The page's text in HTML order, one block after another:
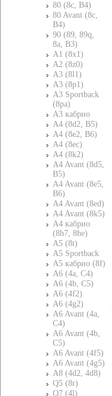
80 (8c, B4)
80 Avant (8c,
B4)
90 (89, 89q,
8a, B3)
A1 (8x1)
A2 (8z0)
A3 (8l1)
A3 (8p1)
A3 Sportback
(8pa)
A3 кабрио
A4 (8d2, B5)
A4 (8e2, B6)
A4 (8ec)
A4 (8k2)
A4 Avant (8d5,
B5)
A4 Avant (8e5,
B6)
A4 Avant (8ed)
A4 Avant (8k5)
A4 кабрио
(8h7, 8he)
A5 (8t)
A5 Sportback
A5 кабрио (8f)
A6 (4a, C4)
A6 (4b, C5)
A6 (4f2)
A6 (4g2)
A6 Avant (4a,
C4)
A6 Avant (4b,
C5)
A6 Avant (4f5)
A6 Avant (4g5)
A8 (4d2, 4d8)
Q5 (8r)
Q7 (4l)